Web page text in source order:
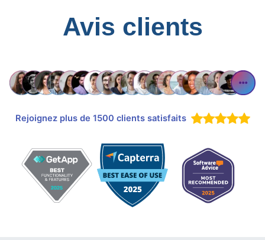
Avis clients
Rejoignez plus de 1500 clients satisfaits